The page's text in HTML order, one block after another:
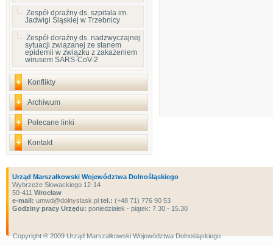
Zespół doraźny ds. szpitala im.
Jadwigi Śląskiej w Trzebnicy
Zespół doraźny ds. nadzwyczajnej
sytuacji związanej ze stanem
epidemii w związku z zakażeniem
wirusem SARS-CoV-2
Konflikty
Archiwum
Polecane linki
Kontakt
Urząd Marszałkowski Województwa Dolnośląskiego
Wybrzeże Słowackiego 12-14
50-411 Wrocław
e-mail: umwd@dolnyslask.pl tel.: (+48 71) 776 90 53
Godziny pracy Urzędu: poniedziałek - piątek: 7.30 - 15.30
Copyright ® 2009 Urząd Marszałkowski Województwa Dolnośląskiego